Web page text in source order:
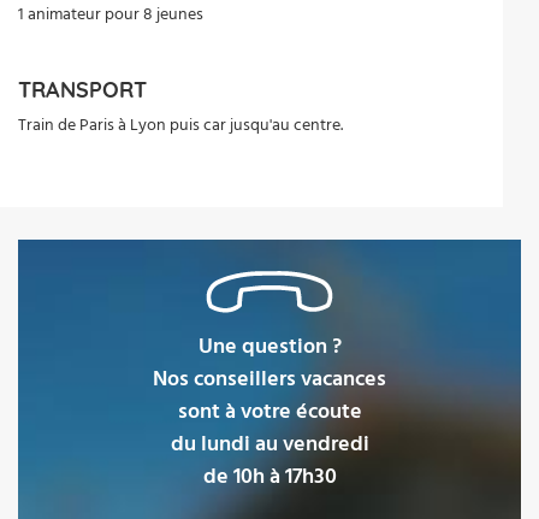
1 animateur pour 8 jeunes
TRANSPORT
Train de Paris à Lyon puis car jusqu'au centre.
Une question ?
Nos conseillers vacances
sont à votre écoute
du lundi au vendredi
de 10h à 17h30